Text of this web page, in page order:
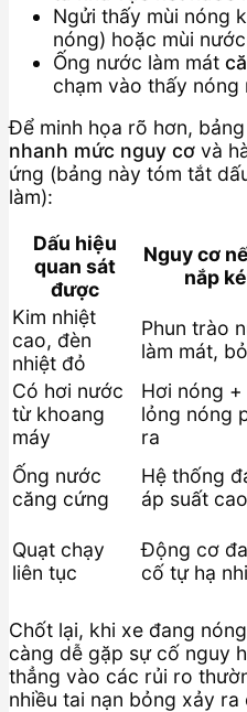
Ngửi thấy mùi nóng
nóng) hoặc mùi
Ống nước làm mát
chạm vào thấy nóng
Để minh họa rõ hơn,
nhanh mức nguy cơ và
ứng (bảng này tóm tắt
làm):
Dấu hiệu
quan sát
được
Nguy cơ
nắp
Kim nhiệt
cao, đèn
nhiệt đỏ
Phun trào
làm mát,
Có hơi nước
từ khoang
máy
Hơi nóng
lỏng nóng
ra
Ống nước
căng cứng
Hệ thống
áp suất cao
Quạt chạy
liên tục
Động cơ
cố tự hạ
Chốt lại, khi xe đang
càng dễ gặp sự cố nguy
thẳng vào các rủi ro
nhiều tai nạn bỏng xảy